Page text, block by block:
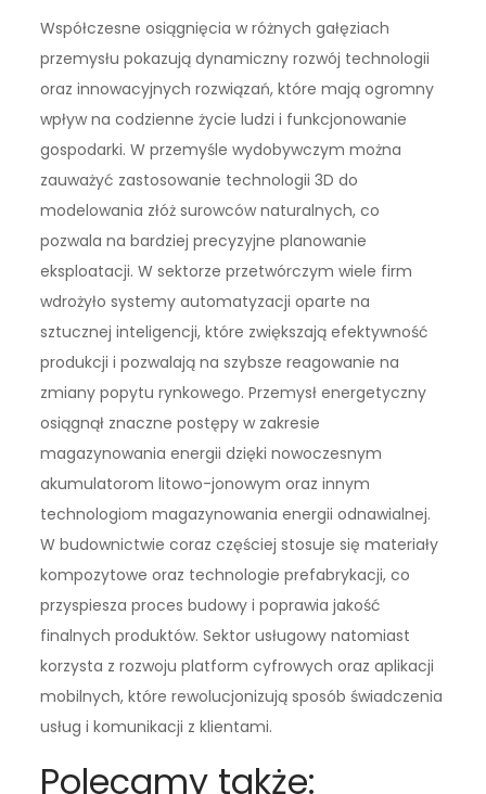
Współczesne osiągnięcia w różnych gałęziach
przemysłu pokazują dynamiczny rozwój technologii
oraz innowacyjnych rozwiązań, które mają ogromny
wpływ na codzienne życie ludzi i funkcjonowanie
gospodarki. W przemyśle wydobywczym można
zauważyć zastosowanie technologii 3D do
modelowania złóż surowców naturalnych, co
pozwala na bardziej precyzyjne planowanie
eksploatacji. W sektorze przetwórczym wiele firm
wdrożyło systemy automatyzacji oparte na
sztucznej inteligencji, które zwiększają efektywność
produkcji i pozwalają na szybsze reagowanie na
zmiany popytu rynkowego. Przemysł energetyczny
osiągnął znaczne postępy w zakresie
magazynowania energii dzięki nowoczesnym
akumulatorom litowo-jonowym oraz innym
technologiom magazynowania energii odnawialnej.
W budownictwie coraz częściej stosuje się materiały
kompozytowe oraz technologie prefabrykacji, co
przyspiesza proces budowy i poprawia jakość
finalnych produktów. Sektor usługowy natomiast
korzysta z rozwoju platform cyfrowych oraz aplikacji
mobilnych, które rewolucjonizują sposób świadczenia
usług i komunikacji z klientami.
Polecamy także: